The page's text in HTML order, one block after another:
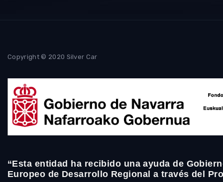
Copyright © 2020 Silver Car
“Esta entidad ha recibido una ayuda de
Europeo de Desarrollo Regional a través del